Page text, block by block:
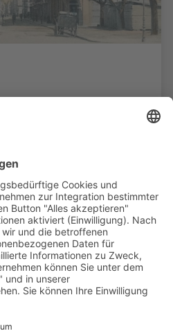
bietet vielfältige Videos,
Informationen.
für Medien, Bildung
und überall
Mehr erfahren